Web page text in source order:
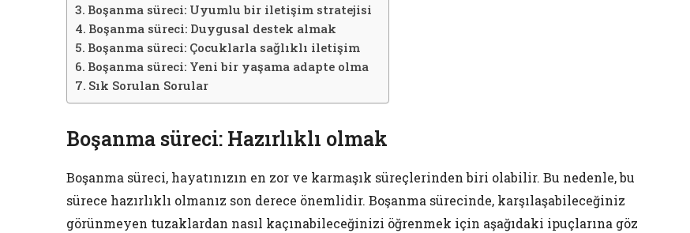
Boşanma süreci: Uyumlu bir iletişim stratejisi
Boşanma süreci: Duygusal destek almak
Boşanma süreci: Çocuklarla sağlıklı iletişim
Boşanma süreci: Yeni bir yaşama adapte olma
Sık Sorulan Sorular
Boşanma süreci: Hazırlıklı olmak
Boşanma süreci, hayatınızın en zor ve karmaşık süreçlerinden biri olabilir. Bu nedenle, bu
sürece hazırlıklı olmanız son derece önemlidir. Boşanma sürecinde, karşılaşabileceğiniz
görünmeyen tuzaklardan nasıl kaçınabileceğinizi öğrenmek için aşağıdaki ipuçlarına göz